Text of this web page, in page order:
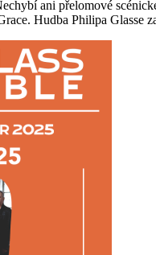
ani přelomové
Hudba Philipa Glasse